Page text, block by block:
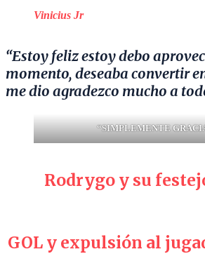
Vinicius Jr
“Estoy feliz estoy debo
momento, deseaba convertir
me dio agradezco mucho a
“SIMPLEMENTE
Rodrygo y su
GOL y expulsión al